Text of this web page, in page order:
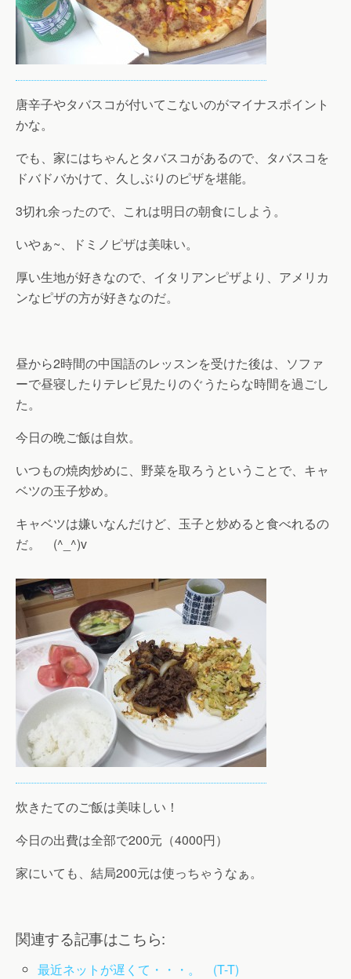
唐辛子やタバスコが付いてこないのがマイナスポイント
かな。
でも、家にはちゃんとタバスコがあるので、タバスコを
ドバドバかけて、久しぶりのピザを堪能。
3切れ余ったので、これは明日の朝食にしよう。
いやぁ~、ドミノピザは美味い。
厚い生地が好きなので、イタリアンピザより、アメリカ
ンなピザの方が好きなのだ。
昼から2時間の中国語のレッスンを受けた後は、ソファ
ーで昼寝したりテレビ見たりのぐうたらな時間を過ごし
た。
今日の晩ご飯は自炊。
いつもの焼肉炒めに、野菜を取ろうということで、キャ
ベツの玉子炒め。
キャベツは嫌いなんだけど、玉子と炒めると食べれるの
だ。 (^_^)v
炊きたてのご飯は美味しい！
今日の出費は全部で200元（4000円）
家にいても、結局200元は使っちゃうなぁ。
関連する記事はこちら:
最近ネットが遅くて・・・。 (T-T)